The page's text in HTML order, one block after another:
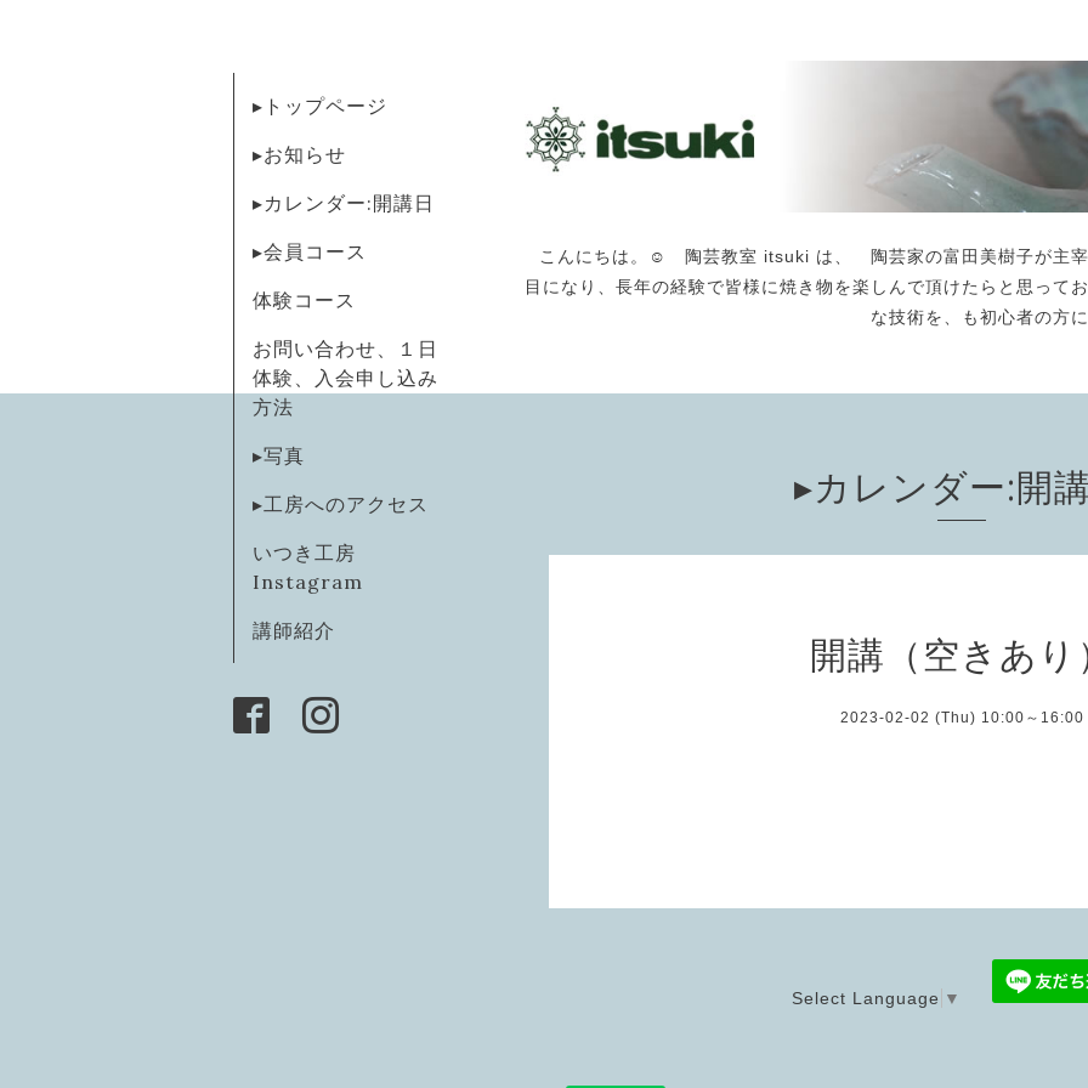
こんにちは。☺️ 陶芸教室 itsuki は、 陶芸家の富田美樹子が主
目になり、長年の経験で皆様に焼き物を楽しんで頂けたらと思っ
な技術を、も初心者の
▸トップページ
▸お知らせ
▸カレンダー:開講日
▸会員コース
体験コース
お問い合わせ、１日
体験、入会申し込み
方法
▸写真
▸工房へのアクセス
いつき工房
Instagram
講師紹介
▸カレンダー:開
開講（空きあり
2023-02-02 (Thu) 10:00～16:00
Select Language ▼